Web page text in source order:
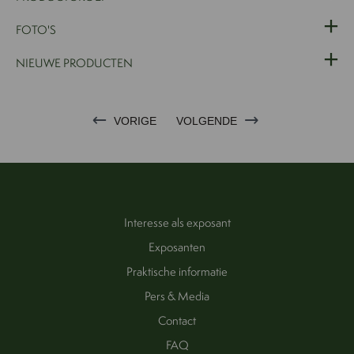
FOTO'S
NIEUWE PRODUCTEN
VORIGE VOLGENDE
Interesse als exposant
Exposanten
Praktische informatie
Pers & Media
Contact
FAQ